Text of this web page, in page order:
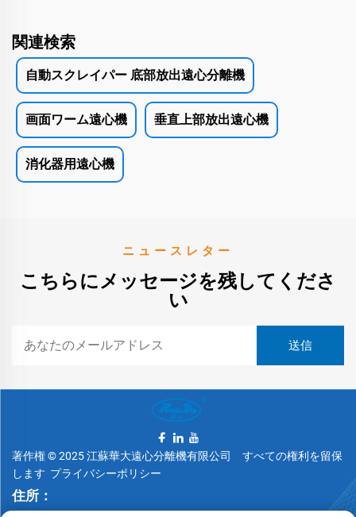
関連検索
自動スクレイパー 底部放出遠心分離機
画面ワーム遠心機 垂直上部放出遠心機
消化器用遠心機
ニュースレター
こちらにメッセージを残してくださ
い
著作権 © 2025 江蘇華大遠心分離機有限公司 すべての権利を留保
します プライバシーポリシー
住所：